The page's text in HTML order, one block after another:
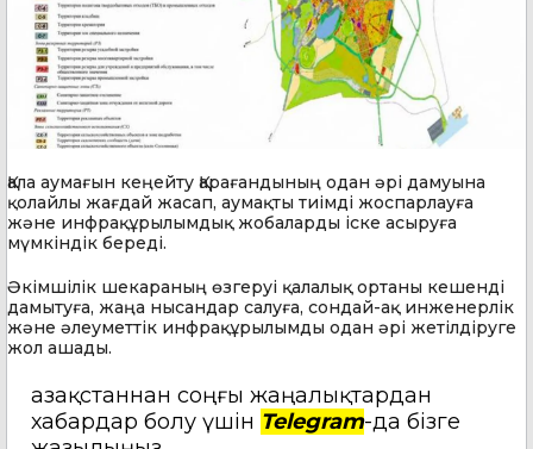
Қала аумағын кеңейту Қарағандының одан әрі дамуына
қолайлы жағдай жасап, аумақты тиімді жоспарлауға
және инфрақұрылымдық жобаларды іске асыруға
мүмкіндік береді.
Әкімшілік шекараның өзгеруі қалалық ортаны кешенді
дамытуға, жаңа нысандар салуға, сондай-ақ инженерлік
және әлеуметтік инфрақұрылымды одан әрі жетілдіруге
жол ашады.
Қазақстаннан соңғы жаңалықтардан
хабардар болу үшін Telegram-да бізге